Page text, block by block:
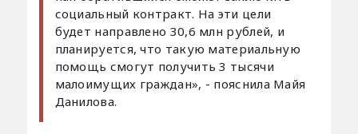
социальный контракт. На эти цели
будет направлено 30,6 млн рублей, и
планируется, что такую материальную
помощь смогут получить 3 тысячи
малоимущих граждан», - пояснила Майя
Данилова.